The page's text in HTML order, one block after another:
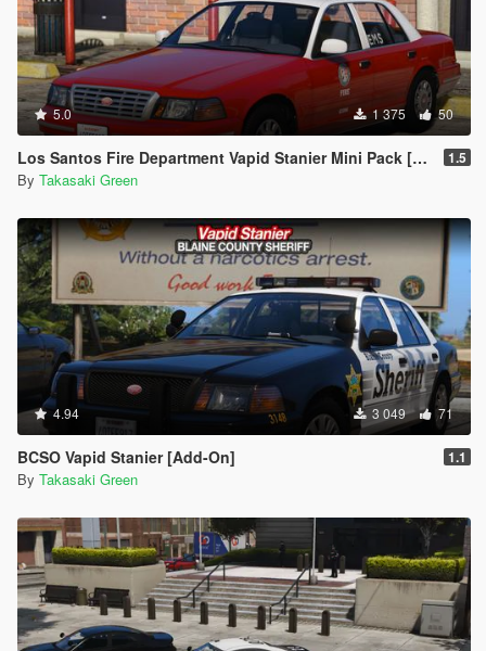
5.0 1 375 50
Los Santos Fire Department Vapid Stanier Mini Pack [Add-On | Template] 1.5
By Takasaki Green
4.94 3 049 71
BCSO Vapid Stanier [Add-On] 1.1
By Takasaki Green